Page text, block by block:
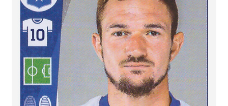
Validation de la commande